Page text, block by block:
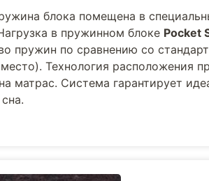
блока помещена в
в пружинном блоке Pocket
пружин по сравнению со
Технология расположения
матрас. Система гарантирует